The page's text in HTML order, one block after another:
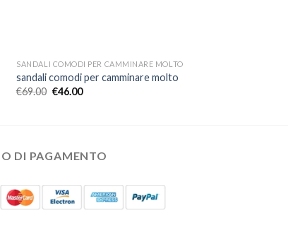
SANDALI COMODI PER CAMMINARE MOLTO
sandali comodi per camminare molto
€69.00 €46.00
DI PAGAMENTO